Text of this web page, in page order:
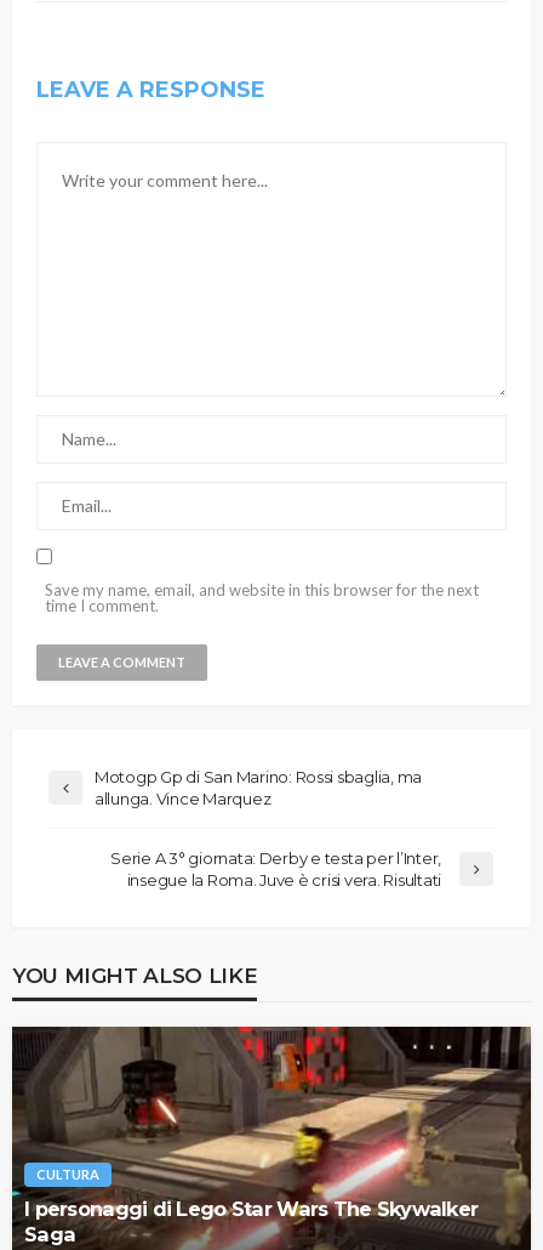
LEAVE A RESPONSE
Save my name, email, and website in this browser for the next
time I comment.
Motogp Gp di San Marino: Rossi sbaglia, ma
allunga. Vince Marquez
Serie A 3° giornata: Derby e testa per l’Inter,
insegue la Roma. Juve è crisi vera. Risultati
YOU MIGHT ALSO LIKE
CULTURA
I personaggi di Lego Star Wars The Skywalker
Saga